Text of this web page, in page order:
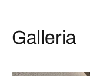
Galleria